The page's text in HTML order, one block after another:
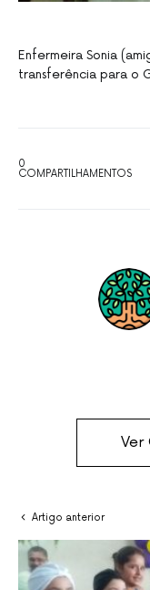
Enfermeira Sonia
transferência para o
0
COMPARTILHAMENTOS
Ver
Artigo anterior